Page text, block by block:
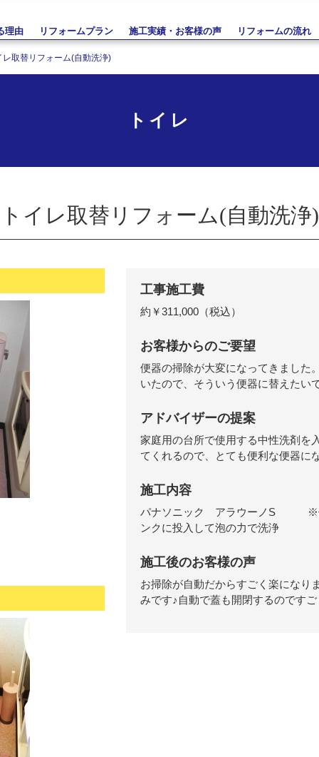
理由 リフォームプラン 施工実績・お客様の声 リフォームの流れ
レ取替リフォーム(自動洗浄)
トイレ
トイレ取替リフォーム(自動洗浄)
工事施工費
約￥311,000（税込）
お客様からのご要望
便器の掃除が大変になってきました
いたので、そういう便器に替えたいで
アドバイザーの提案
家庭用の台所で使用する中性洗剤を
てくれるので、とても便利な便器に
施工内容
パナソニック アラウーノS ※便
ンクに投入して泡の力で洗浄
施工後のお客様の声
お掃除が自動だからすごく楽になり
みです♪自動で蓋も開閉するのですご